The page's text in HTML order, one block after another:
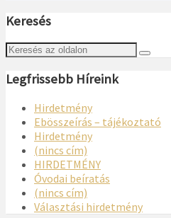
Keresés
Legfrissebb Híreink
Hirdetmény
Ebösszeírás – tájékoztató
Hirdetmény
(nincs cím)
HIRDETMÉNY
Óvodai beíratás
(nincs cím)
Választási hirdetmény